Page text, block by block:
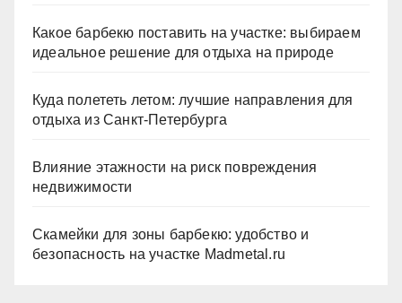
Какое барбекю поставить на участке: выбираем
идеальное решение для отдыха на природе
Куда полететь летом: лучшие направления для
отдыха из Санкт-Петербурга
Влияние этажности на риск повреждения
недвижимости
Скамейки для зоны барбекю: удобство и
безопасность на участке Madmetal.ru